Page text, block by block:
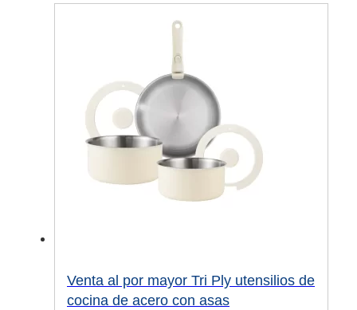
Venta al por mayor Tri Ply utensilios de
cocina de acero con asas